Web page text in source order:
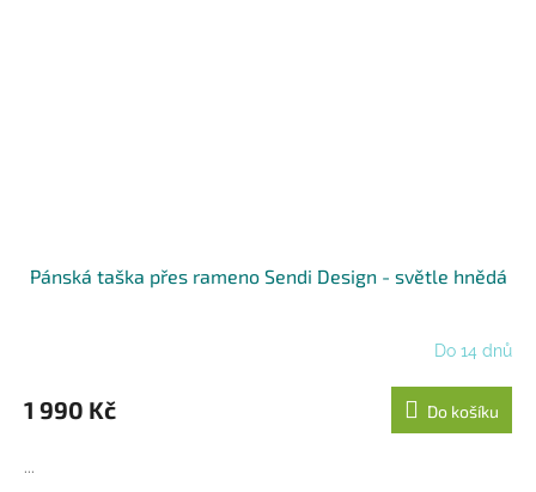
Pánská taška přes rameno Sendi Design - světle hnědá
Do 14 dnů
1 990 Kč Do košíku
...